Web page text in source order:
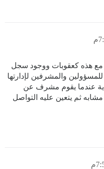
مع هذه كعقوبات ووجود سجل
والمشرفين لإدارتها
عندما يقوم مشرف عن
ثم يتعين عليه التواصل